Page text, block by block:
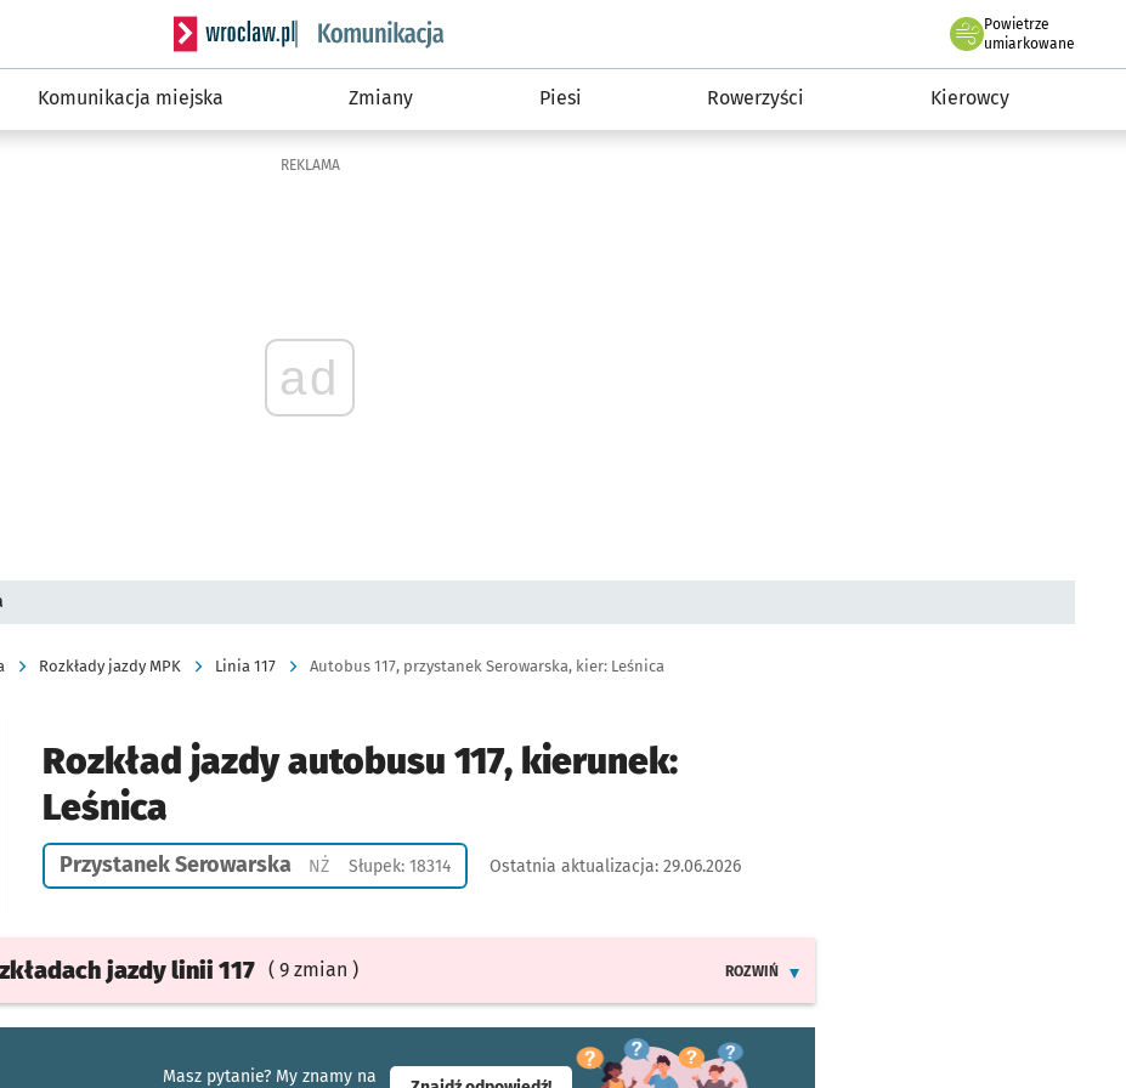
Serwis informacyjny wroclaw.pl podserwis: Komunikacja
Powietrze
we Wrocławiu
umiarkowane
Komunikacja miejska Zmiany Piesi Rowerzyści Kierowcy
REKLAMA
ad
Rozkłady jazdy MPK Linia 117 Autobus 117, przystanek Serowarska, kier: Leśnica
Rozkład jazdy autobusu 117, kierunek:
Leśnica
Przystanek Serowarska NŻPrzystanek na życzenie
Słupek: 18314 Ostatnia aktualizacja: 29.06.2026
jazdylinii 117 ( 9 zmian )
ROZWIŃ
Masz pytanie? My znamy na